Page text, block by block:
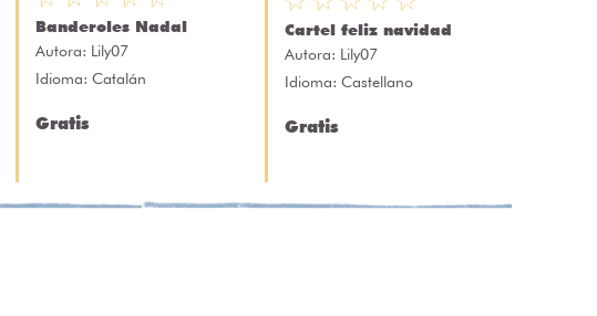
Banderoles Nadal
Autora: Lily07
Idioma: Catalán
Gratis
Cartel feliz navidad
Autora: Lily07
Idioma: Castellano
Gratis